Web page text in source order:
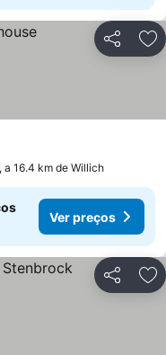
Partilhar
a 16.4 km de Willich
Ver preços
Partilhar